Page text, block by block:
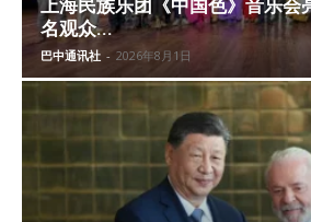
上海民族乐团《中国色》音乐会
名观众...
巴中通讯社 - 2026年8月1日